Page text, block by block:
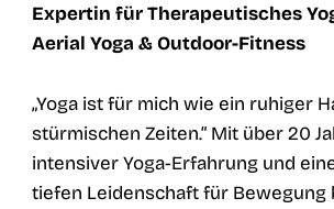
Expertin für Therapeutisches
Aerial Yoga & Outdoor-Fitness
„Yoga ist für mich wie ein ruhiger
stürmischen Zeiten.“ Mit über 20
intensiver Yoga-Erfahrung und
tiefen Leidenschaft für Bewegung